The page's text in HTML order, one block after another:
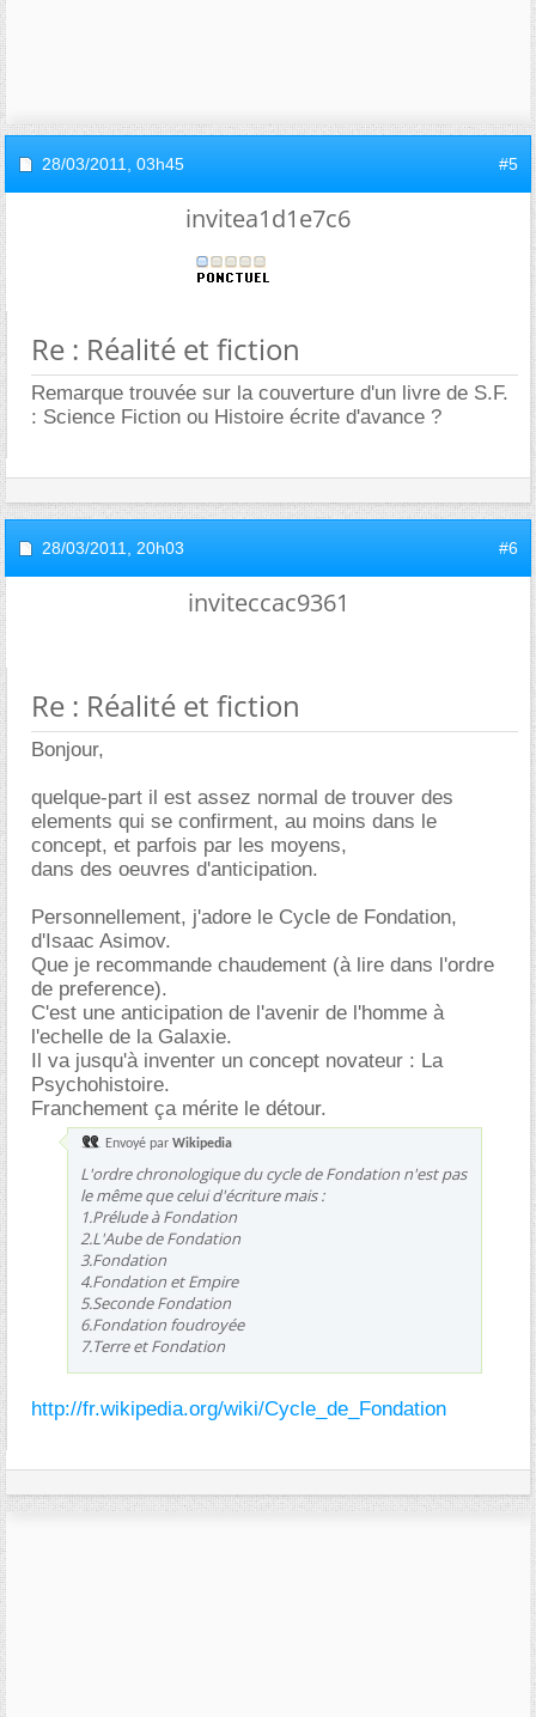
28/03/2011, 03h45 #5
invitea1d1e7c6
Re : Réalité et fiction
Remarque trouvée sur la couverture d'un livre de S.F.
: Science Fiction ou Histoire écrite d'avance ?
28/03/2011, 20h03 #6
inviteccac9361
Re : Réalité et fiction
Bonjour,
quelque-part il est assez normal de trouver des
elements qui se confirment, au moins dans le
concept, et parfois par les moyens,
dans des oeuvres d'anticipation.
Personnellement, j'adore le Cycle de Fondation,
d'Isaac Asimov.
Que je recommande chaudement (à lire dans l'ordre
de preference).
C'est une anticipation de l'avenir de l'homme à
l'echelle de la Galaxie.
Il va jusqu'à inventer un concept novateur : La
Psychohistoire.
Franchement ça mérite le détour.
Envoyé par Wikipedia
L'ordre chronologique du cycle de Fondation n'est pas
le même que celui d'écriture mais :
1.Prélude à Fondation
2.L'Aube de Fondation
3.Fondation
4.Fondation et Empire
5.Seconde Fondation
6.Fondation foudroyée
7.Terre et Fondation
http://fr.wikipedia.org/wiki/Cycle_de_Fondation